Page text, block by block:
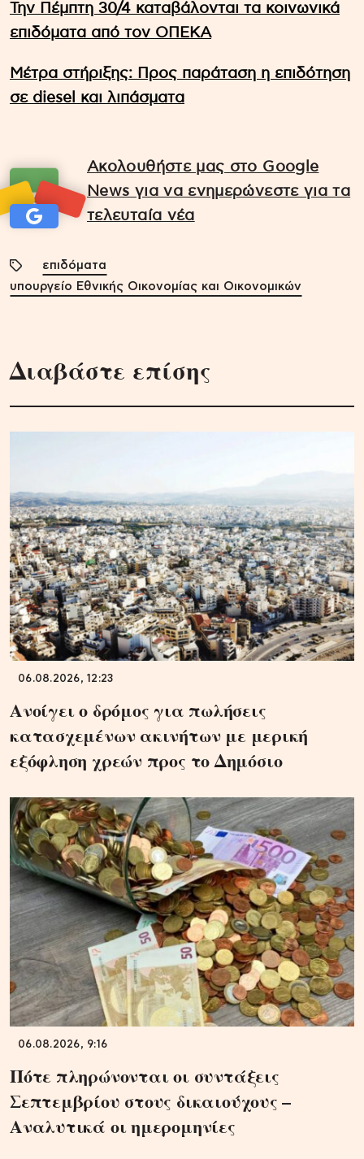
Την Πέμπτη 30/4 καταβάλονται τα κοινωνικά
επιδόματα από τον ΟΠΕΚΑ
Μέτρα στήριξης: Προς παράταση η επιδότηση
σε diesel και λιπάσματα
Ακολουθήστε μας στο Google
News για να ενημερώνεστε για τα
τελευταία νέα
επιδόματα
υπουργείο Εθνικής Οικονομίας και Οικονομικών
Διαβάστε επίσης
06.08.2026, 12:23
Ανοίγει ο δρόμος για πωλήσεις
κατασχεμένων ακινήτων με μερική
εξόφληση χρεών προς το Δημόσιο
06.08.2026, 9:16
Πότε πληρώνονται οι συντάξεις
Σεπτεμβρίου στους δικαιούχους –
Αναλυτικά οι ημερομηνίες